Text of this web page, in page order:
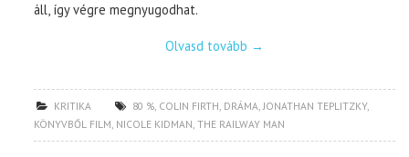
áll, így végre megnyugodhat.
Olvasd tovább →
KRITIKA 80 %, COLIN FIRTH, DRÁMA,JONATHAN TEPLITZKY,
KÖNYVBŐL FILM, NICOLE KIDMAN,THE RAILWAY MAN